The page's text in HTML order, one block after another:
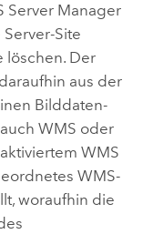
Server Manager
Server-Site
löschen. Der
aus der
Bilddaten-
WMS oder
WMS
WMS-
woraufhin die